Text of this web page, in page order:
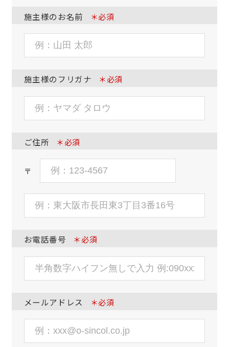
施主様のお名前 ＊必須
施主様のフリガナ ＊必須
ご住所 ＊必須
〒
お電話番号 ＊必須
メールアドレス ＊必須